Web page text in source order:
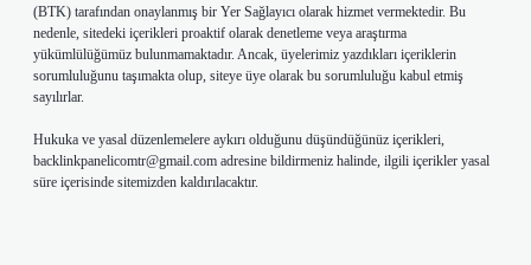
(BTK) tarafından onaylanmış bir Yer Sağlayıcı olarak hizmet vermektedir. Bu
nedenle, sitedeki içerikleri proaktif olarak denetleme veya araştırma
yükümlülüğümüz bulunmamaktadır. Ancak, üyelerimiz yazdıkları içeriklerin
sorumluluğunu taşımakta olup, siteye üye olarak bu sorumluluğu kabul etmiş
sayılırlar.
Hukuka ve yasal düzenlemelere aykırı olduğunu düşündüğünüz içerikleri,
backlinkpanelicomtr@gmail.com adresine bildirmeniz halinde, ilgili içerikler yasal
süre içerisinde sitemizden kaldırılacaktır.